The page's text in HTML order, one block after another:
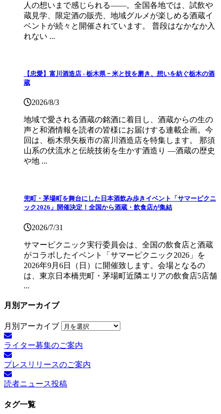
人の想いまで感じられる——。全国各地では、試飲や
蔵見学、限定酒の販売、地域グルメが楽しめる酒蔵イ
ベントが続々と開催されています。 普段はなかなか入
れない ...
【忠愛】富川酒造店 ‐ 栃木県 ｰ 米と技を磨き、想いを紡ぐ栃木の酒
蔵
2026/8/3
地域で愛される酒蔵の銘酒に着目し、酒蔵からの生の
声と和酒情報を読者の皆様にお届けする連載企画。今
回は、栃木県矢板市の富川酒造店を特集します。 那須
山系の伏流水と伝統技術を生かす酒造り ―酒蔵の歴史
や地 ...
兜町・茅場町を舞台にした日本酒飲み歩きイベント「サマーピクニ
ック2026」開催決定！全国から酒蔵・飲食店が集結
2026/7/31
サマーピクニック実⾏委員会は、全国の飲⾷店と酒蔵
がコラボしたイベント「サマーピクニック2026」を
2026年9月6日（日）に開催致します。会場となるの
は、東京日本橋兜町・茅場町近隣エリアの飲食店5店舗
...
月別アーカイブ
月別アーカイブ
ライター募集のご案内
プレスリリースのご案内
読者ニュース投稿
タグ一覧